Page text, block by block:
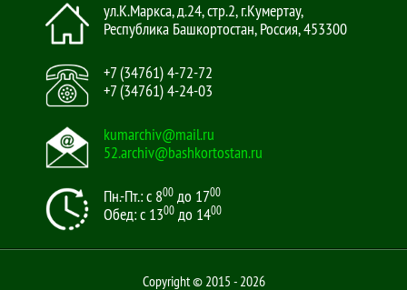
ул.К.Маркса, д.24, стр.2,г.Кумертау,
Республика Башкортостан, Россия,453300
+7 (34761) 4-72-72
+7 (34761) 4-24-03
kumarchiv@mail.ru
52.archiv@bashkortostan.ru
Пн.-Пт.: с 800 до 1700
Обед: с 1300 до 1400
Copyright © 2015 - 2026